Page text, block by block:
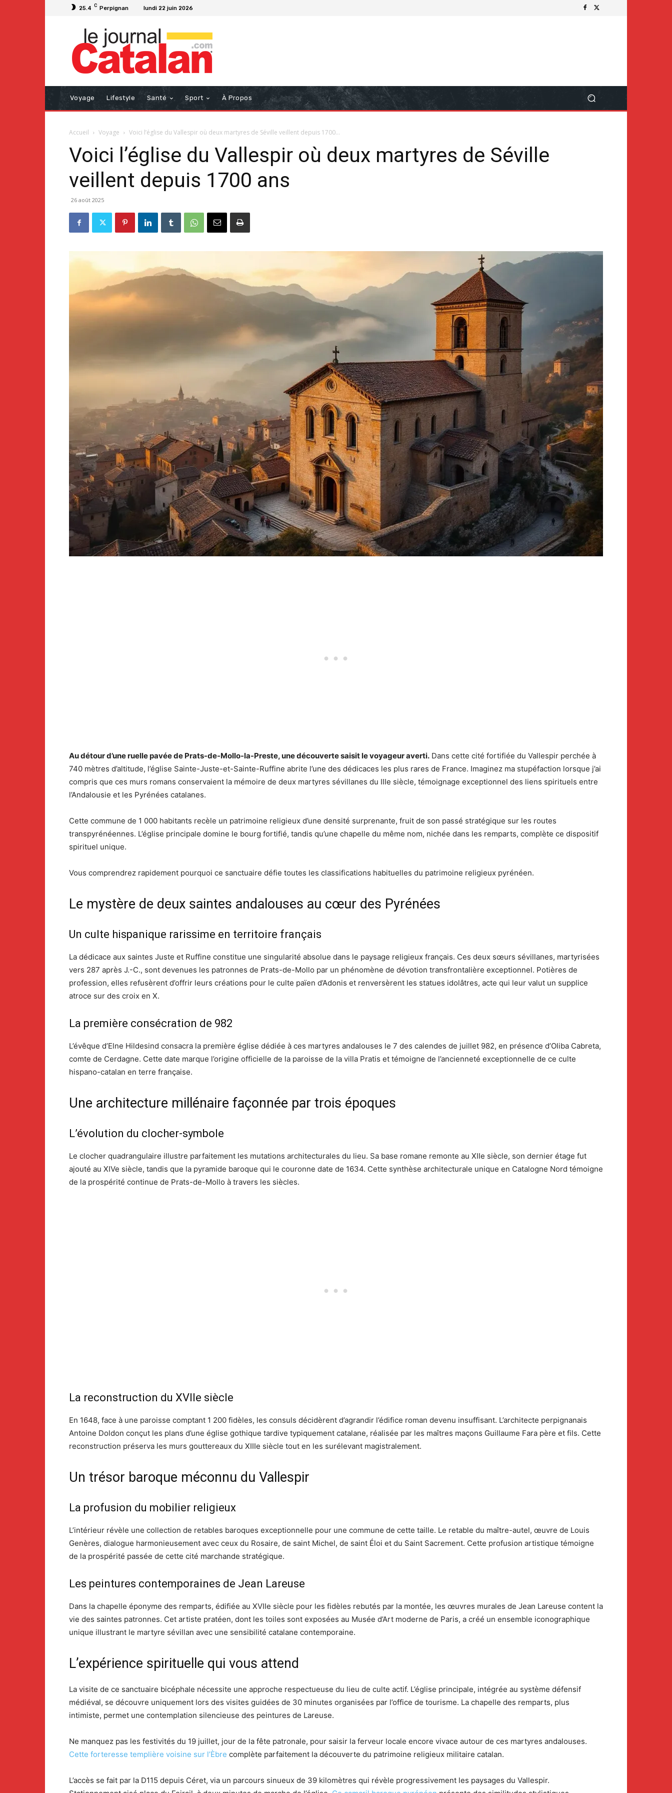
25.4 C Perpignan lundi 22 juin 2026
Voyage Lifestyle Santé Sport À Propos
Accueil Voyage Voici l’église du Vallespir où deux martyres de Séville veillent depuis 1700...
Voici l’église du Vallespir où deux martyres de Séville
veillent depuis 1700 ans
26 août 2025
Au détour d’une ruelle pavée de Prats-de-Mollo-la-Preste, une découverte saisit le voyageur averti. Dans cette cité fortifiée du Vallespir perchée à
740 mètres d’altitude, l’église Sainte-Juste-et-Sainte-Ruffine abrite l’une des dédicaces les plus rares de France. Imaginez ma stupéfaction lorsque j’ai
compris que ces murs romans conservaient la mémoire de deux martyres sévillanes du IIIe siècle, témoignage exceptionnel des liens spirituels entre
l’Andalousie et les Pyrénées catalanes.
Cette commune de 1 000 habitants recèle un patrimoine religieux d’une densité surprenante, fruit de son passé stratégique sur les routes
transpyrénéennes. L’église principale domine le bourg fortifié, tandis qu’une chapelle du même nom, nichée dans les remparts, complète ce dispositif
spirituel unique.
Vous comprendrez rapidement pourquoi ce sanctuaire défie toutes les classifications habituelles du patrimoine religieux pyrénéen.
Le mystère de deux saintes andalouses au cœur des Pyrénées
Un culte hispanique rarissime en territoire français
La dédicace aux saintes Juste et Ruffine constitue une singularité absolue dans le paysage religieux français. Ces deux sœurs sévillanes, martyrisées
vers 287 après J.-C., sont devenues les patronnes de Prats-de-Mollo par un phénomène de dévotion transfrontalière exceptionnel. Potières de
profession, elles refusèrent d’offrir leurs créations pour le culte païen d’Adonis et renversèrent les statues idolâtres, acte qui leur valut un supplice
atroce sur des croix en X.
La première consécration de 982
L’évêque d’Elne Hildesind consacra la première église dédiée à ces martyres andalouses le 7 des calendes de juillet 982, en présence d’Oliba Cabreta,
comte de Cerdagne. Cette date marque l’origine officielle de la paroisse de la villa Pratis et témoigne de l’ancienneté exceptionnelle de ce culte
hispano-catalan en terre française.
Une architecture millénaire façonnée par trois époques
L’évolution du clocher-symbole
Le clocher quadrangulaire illustre parfaitement les mutations architecturales du lieu. Sa base romane remonte au XIIe siècle, son dernier étage fut
ajouté au XIVe siècle, tandis que la pyramide baroque qui le couronne date de 1634. Cette synthèse architecturale unique en Catalogne Nord témoigne
de la prospérité continue de Prats-de-Mollo à travers les siècles.
La reconstruction du XVIIe siècle
En 1648, face à une paroisse comptant 1 200 fidèles, les consuls décidèrent d’agrandir l’édifice roman devenu insuffisant. L’architecte perpignanais
Antoine Doldon conçut les plans d’une église gothique tardive typiquement catalane, réalisée par les maîtres maçons Guillaume Fara père et fils. Cette
reconstruction préserva les murs gouttereaux du XIIIe siècle tout en les surélevant magistralement.
Un trésor baroque méconnu du Vallespir
La profusion du mobilier religieux
L’intérieur révèle une collection de retables baroques exceptionnelle pour une commune de cette taille. Le retable du maître-autel, œuvre de Louis
Genères, dialogue harmonieusement avec ceux du Rosaire, de saint Michel, de saint Éloi et du Saint Sacrement. Cette profusion artistique témoigne
de la prospérité passée de cette cité marchande stratégique.
Les peintures contemporaines de Jean Lareuse
Dans la chapelle éponyme des remparts, édifiée au XVIIe siècle pour les fidèles rebutés par la montée, les œuvres murales de Jean Lareuse content la
vie des saintes patronnes. Cet artiste pratéen, dont les toiles sont exposées au Musée d’Art moderne de Paris, a créé un ensemble iconographique
unique illustrant le martyre sévillan avec une sensibilité catalane contemporaine.
L’expérience spirituelle qui vous attend
La visite de ce sanctuaire bicéphale nécessite une approche respectueuse du lieu de culte actif. L’église principale, intégrée au système défensif
médiéval, se découvre uniquement lors des visites guidées de 30 minutes organisées par l’office de tourisme. La chapelle des remparts, plus
intimiste, permet une contemplation silencieuse des peintures de Lareuse.
Ne manquez pas les festivités du 19 juillet, jour de la fête patronale, pour saisir la ferveur locale encore vivace autour de ces martyres andalouses.
Cette forteresse templière voisine sur l’Èbre complète parfaitement la découverte du patrimoine religieux militaire catalan.
L’accès se fait par la D115 depuis Céret, via un parcours sinueux de 39 kilomètres qui révèle progressivement les paysages du Vallespir.